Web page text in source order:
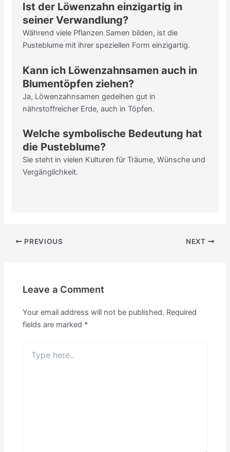
Ist der Löwenzahn einzigartig in
seiner Verwandlung?
Während viele Pflanzen Samen bilden, ist die
Pusteblume mit ihrer speziellen Form einzigartig.
Kann ich Löwenzahnsamen auch in
Blumentöpfen ziehen?
Ja, Löwenzahnsamen gedeihen gut in
nährstoffreicher Erde, auch in Töpfen.
Welche symbolische Bedeutung hat
die Pusteblume?
Sie steht in vielen Kulturen für Träume, Wünsche und
Vergänglichkeit.
PREVIOUS NEXT
Leave a Comment
Your email address will not be published. Required
fields are marked *
here..